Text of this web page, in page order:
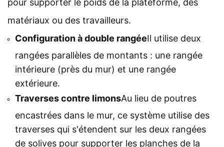
pour supporter le poids de la plateforme, des
matériaux ou des travailleurs.
Configuration à double rangéeIl utilise deux
rangées parallèles de montants : une rangée
intérieure (près du mur) et une rangée
extérieure.
Traverses contre limonsAu lieu de poutres
encastrées dans le mur, ce système utilise des
traverses qui s'étendent sur les deux rangées
de solives pour supporter les planches de la